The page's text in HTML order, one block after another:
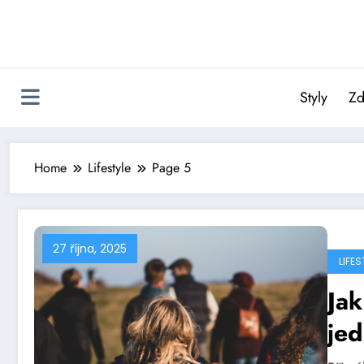
Styly
Home Lifestyle Page 5
27 října, 2025